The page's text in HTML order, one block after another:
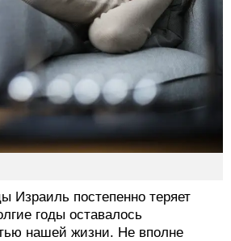
Израиль постепенно теряет
годы оставалось
нашей жизни. Не вполне